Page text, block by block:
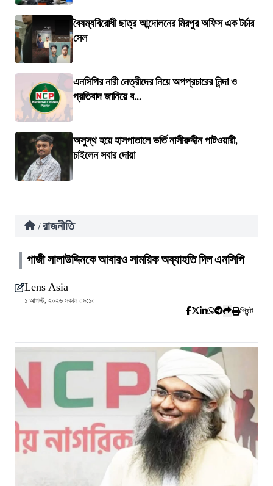
বৈষম্যবিরোধী ছাত্র আন্দোলনের মিরপুর অফিস এক টর্চার
সেল
এনসিপির নারী নেত্রীদের নিয়ে অপপ্রচারের নিন্দা ও
প্রতিবাদ জানিয়ে ব...
অসুস্থ হয়ে হাসপাতালে ভর্তি নাসীরুদ্দীন পাটওয়ারী,
চাইলেন সবার দোয়া
/ রাজনীতি
গাজী সালাউদ্দিনকে আবারও সাময়িক অব্যাহতি দিল এনসিপি
Lens Asia
১ আগস্ট, ২০২৬ সকাল ০৯:১০
প্রিন্ট